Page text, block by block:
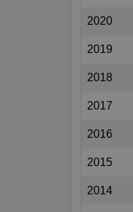
2020
2019
2018
2017
2016
2015
2014